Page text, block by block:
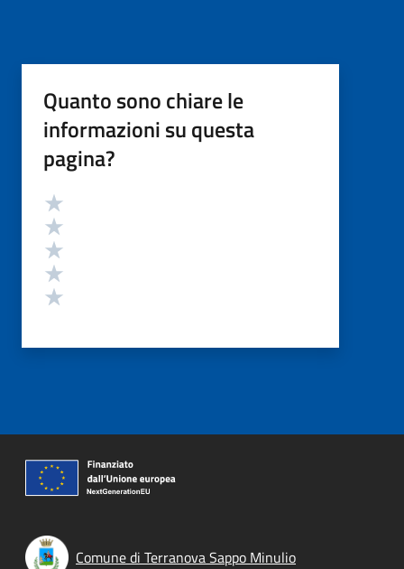
Quanto sono chiare le
informazioni su questa
pagina?
Valutazione
Comune di Terranova Sappo Minulio